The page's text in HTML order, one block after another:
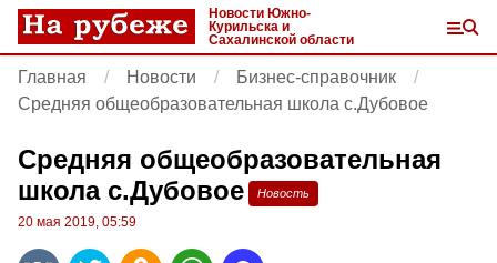
Новости Южно-
Курильска и
Сахалинской области
Главная Новости
Бизнес-справочник
Средняя общеобразовательная школа с.Дубовое
Средняя общеобразовательная
школа с.Дубовое
Новость
20 мая 2019, 05:59